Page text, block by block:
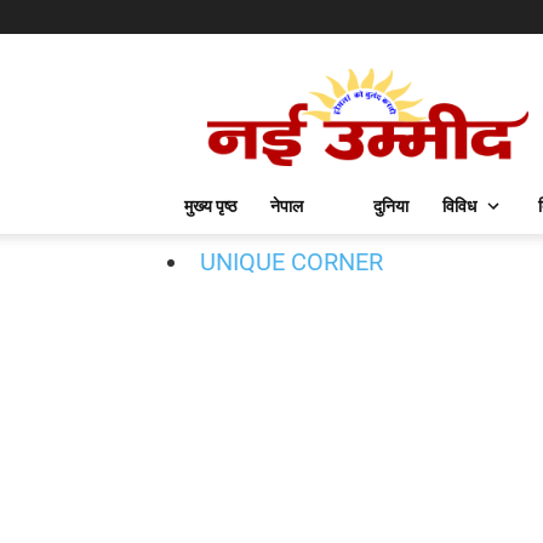
मुख्य पृष्ठ नेपाल दुनिया विविध
UNIQUE CORNER